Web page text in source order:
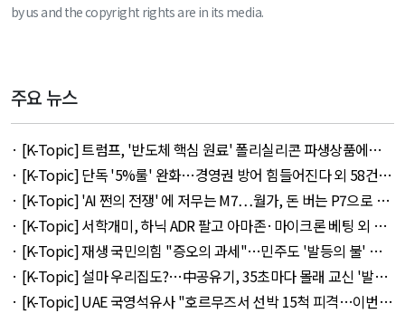
by us and the copyright rights are in its media.
주요 뉴스
· [K-Topic] 트럼프, '반도체 핵심 원료' 폴리실리콘 파생상품에
15% 관세 외 27건 - August 7, 2026
· [K-Topic] 단독 '5%룰' 완화…경영권 방어 힘들어진다 외 58건 -
August 7, 2026
· [K-Topic] 'AI 쩐의 전쟁' 에 저무는 M7…월가, 돈 버는 P7으로 갈
아타나 외 30건 - August 8, 2026
· [K-Topic] 서학개미, 하닉 ADR 팔고 아마존·마이크론 베팅 외 45
건 - August 8, 2026
· [K-Topic] 재생 국민의힘 "증오의 과세"…민주도 '발등의 불' 외
53건 - August 7, 2026
· [K-Topic] 설마 우리집도?…中공유기, 35초마다 몰래 교신 '발칵'
외 48건 - August 7, 2026
· [K-Topic] UAE 국영석유사 "호르무즈서 선박 15척 피격…이번주